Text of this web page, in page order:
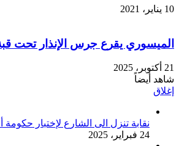
10 يناير، 2021
الميسوري يقرع جرس الإنذار تحت
21 أكتوبر، 2025
شاهد أيضاً
إغلاق
نقابة تنزل الى الشارع لإختبار
24 فبراير، 2025